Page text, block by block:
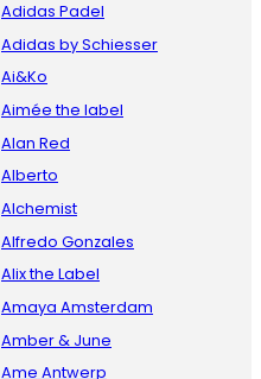
Adidas Padel
Adidas by Schiesser
Ai&Ko
Aimée the label
Alan Red
Alberto
Alchemist
Alfredo Gonzales
Alix the Label
Amaya Amsterdam
Amber & June
Ame Antwerp